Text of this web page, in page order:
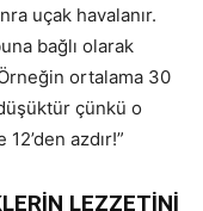
uçak havalanır.
bağlı olarak
ortalama 30
çünkü o
azdır!”
LEZZETİNİ